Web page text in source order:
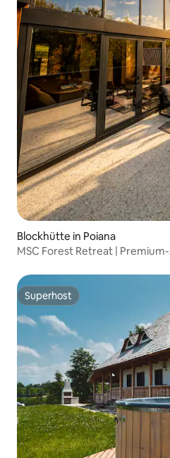
Blockhütte in Poiana
MSC Forest Retreat |
Superhost
Superhost